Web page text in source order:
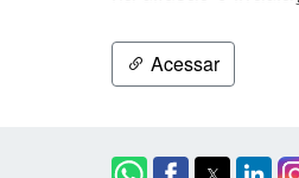
Acessar